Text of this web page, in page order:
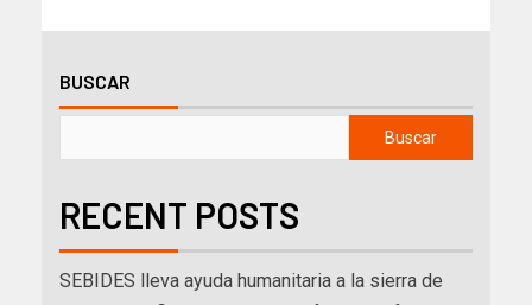
BUSCAR
Buscar
RECENT POSTS
SEBIDES lleva ayuda humanitaria a la sierra de